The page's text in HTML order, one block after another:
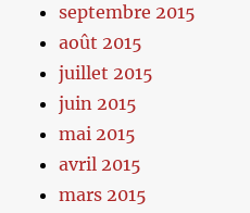
septembre 2015
août 2015
juillet 2015
juin 2015
mai 2015
avril 2015
mars 2015